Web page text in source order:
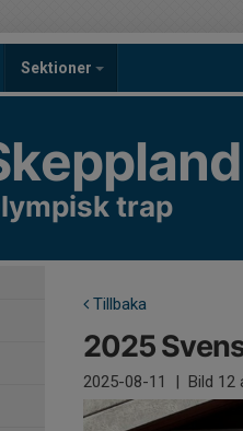
Sektioner
trap
Tillbaka
2025
2025-08-11 | Bild 12